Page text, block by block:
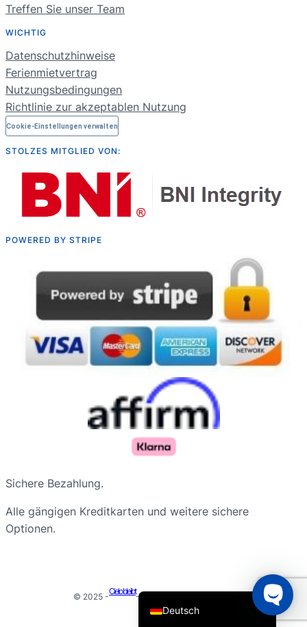
FR
NL
RU
Treffen Sie unser Team
WICHTIG
Datenschutzhinweise
Ferienmietvertrag
Nutzungsbedingungen
Richtlinie zur akzeptablen Nutzung
Cookie-Einstellungen verwalten
STOLZES MITGLIED VON:
POWERED BY STRIPE
Sichere Bezahlung.
Alle gängigen Kreditkarten und weitere sichere
Optionen.
© 2025 -
Cielo bleibt
- Alle Rechte vorbehalten
Deutsch
Français du Canada